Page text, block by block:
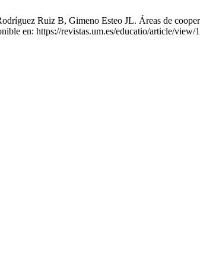
Ruiz B, Gimeno Esteo JL. Áreas de
en: https://revistas.um.es/educatio/article/view/